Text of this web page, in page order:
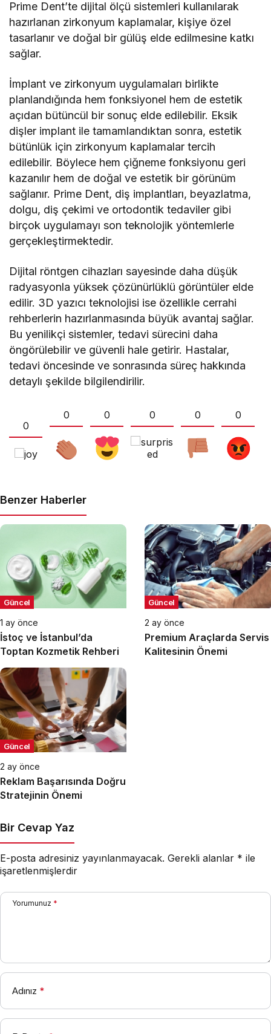
Prime Dent’te dijital ölçü sistemleri kullanılarak
hazırlanan zirkonyum kaplamalar, kişiye özel
tasarlanır ve doğal bir gülüş elde edilmesine katkı
sağlar.
İmplant ve zirkonyum uygulamaları birlikte
planlandığında hem fonksiyonel hem de estetik
açıdan bütüncül bir sonuç elde edilebilir. Eksik
dişler implant ile tamamlandıktan sonra, estetik
bütünlük için zirkonyum kaplamalar tercih
edilebilir. Böylece hem çiğneme fonksiyonu geri
kazanılır hem de doğal ve estetik bir görünüm
sağlanır. Prime Dent, diş implantları, beyazlatma,
dolgu, diş çekimi ve ortodontik tedaviler gibi
birçok uygulamayı son teknolojik yöntemlerle
gerçekleştirmektedir.
Dijital röntgen cihazları sayesinde daha düşük
radyasyonla yüksek çözünürlüklü görüntüler elde
edilir. 3D yazıcı teknolojisi ise özellikle cerrahi
rehberlerin hazırlanmasında büyük avantaj sağlar.
Bu yenilikçi sistemler, tedavi sürecini daha
öngörülebilir ve güvenli hale getirir. Hastalar,
tedavi öncesinde ve sonrasında süreç hakkında
detaylı şekilde bilgilendirilir.
0
0 0 0 0 0
Benzer Haberler
Güncel
1 ay önce
İstoç ve İstanbul’da
Toptan Kozmetik Rehberi
Güncel
2 ay önce
Premium Araçlarda Servis
Kalitesinin Önemi
Güncel
2 ay önce
Reklam Başarısında Doğru
Stratejinin Önemi
Bir Cevap Yaz
E-posta adresiniz yayınlanmayacak. Gerekli alanlar * ile
işaretlenmişlerdir
Yorumunuz *
Adınız *